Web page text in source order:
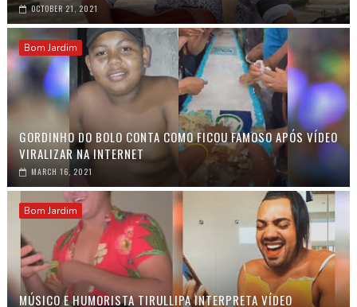
OCTOBER 21, 2021
Bom Jardim
GORDINHO DO BOLO CONTA COMO FICOU FAMOSO APÓS VÍDEO
VIRALIZAR NA INTERNET
MARCH 16, 2021
Bom Jardim
MÚSICO E HUMORISTA TIRULLIPA INTERPRETA VÍDEO